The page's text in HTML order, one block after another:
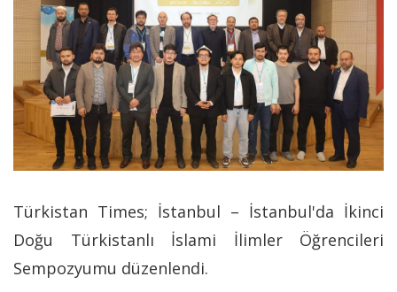
Türkistan Times; İstanbul – İstanbul'da İkinci
Doğu Türkistanlı İslami İlimler Öğrencileri
Sempozyumu düzenlendi.